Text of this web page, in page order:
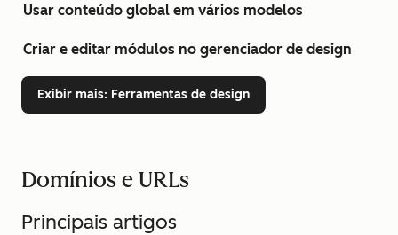
Usar conteúdo global em vários modelos
Criar e editar módulos no gerenciador de design
Exibir mais: Ferramentas de design
Domínios e URLs
Principais artigos